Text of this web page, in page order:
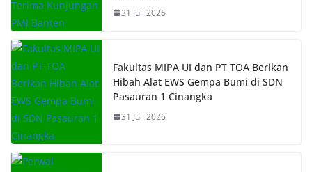
31 Juli 2026
Fakultas MIPA UI dan PT TOA Berikan
Hibah Alat EWS Gempa Bumi di SDN
Pasauran 1 Cinangka
31 Juli 2026